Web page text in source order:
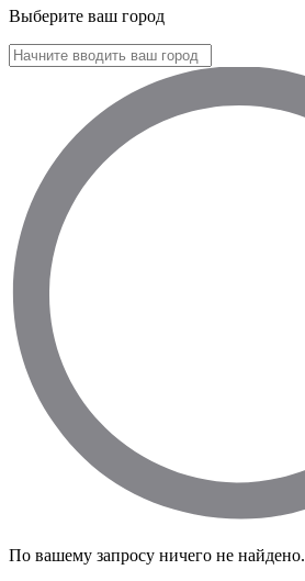
Выберите ваш город
По вашему запросу ничего не найдено.